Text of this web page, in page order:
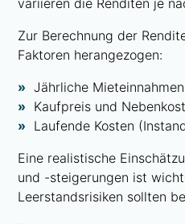
Zur Berechnung der
Faktoren herangezogen:
Jährliche Mieteinnahmen
Kaufpreis und
Laufende Kosten
Eine realistische
und -steigerungen ist
Leerstandsrisiken sollten